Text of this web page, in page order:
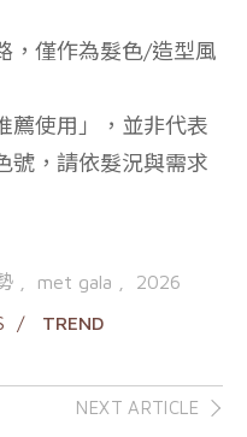
，僅作為髮色/造型風
薦使用」，並非代表
號，請依髮況與需求
met gala
2026
TREND
NEXT ARTICLE